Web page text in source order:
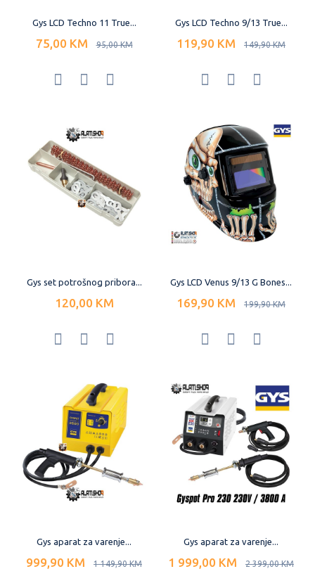
Gys LCD Techno 11 True...
75,00 KM 95,00 KM
Gys LCD Techno 9/13 True...
119,90 KM 149,90 KM
Gys set potrošnog pribora...
120,00 KM
Gys LCD Venus 9/13 G Bones...
169,90 KM 199,90 KM
Gys aparat za varenje...
999,90 KM 1 149,90 KM
Gys aparat za varenje...
1 999,00 KM 2 399,00 KM